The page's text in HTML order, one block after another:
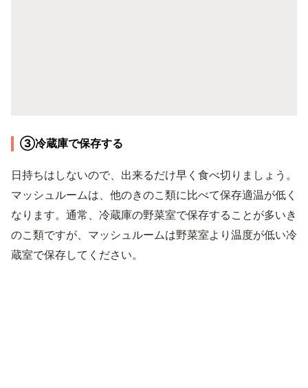
③冷蔵庫で保存する
日持ちはしないので、出来るだけ早く食べ切りましょう。
マッシュルームは、他のきのこ類に比べて保存適温が低く
なります。通常、冷蔵庫の野菜室で保存することが多いき
のこ類ですが、マッシュルームは野菜室より温度が低い冷
蔵室で保存してください。